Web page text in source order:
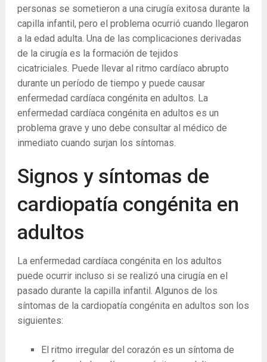
personas se sometieron a una cirugía exitosa durante la
capilla infantil, pero el problema ocurrió cuando llegaron
a la edad adulta. Una de las complicaciones derivadas
de la cirugía es la formación de tejidos
cicatriciales. Puede llevar al ritmo cardíaco abrupto
durante un período de tiempo y puede causar
enfermedad cardíaca congénita en adultos. La
enfermedad cardíaca congénita en adultos es un
problema grave y uno debe consultar al médico de
inmediato cuando surjan los síntomas.
Signos y síntomas de
cardiopatía congénita en
adultos
La enfermedad cardíaca congénita en los adultos
puede ocurrir incluso si se realizó una cirugía en el
pasado durante la capilla infantil. Algunos de los
síntomas de la cardiopatía congénita en adultos son los
siguientes:
El ritmo irregular del corazón es un síntoma de